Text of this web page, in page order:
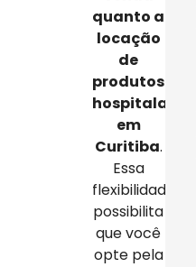
quanto a
locação
de
produtos
hospitalares
em
Curitiba.
Essa
flexibilidade
possibilita
que você
opte pela